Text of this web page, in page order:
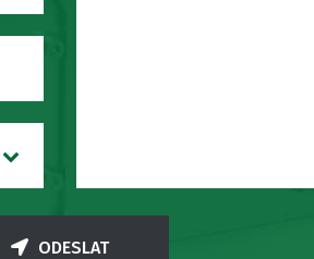
ODESLAT